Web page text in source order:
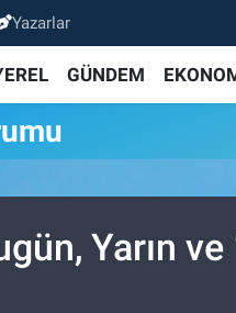
Yazarlar
GÜNDEM
Yarın